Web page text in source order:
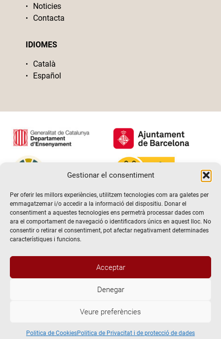
Gestionar el consentiment
Per oferir les millors experiències, utilitzem tecnologies com ara galetes per
emmagatzemar i/o accedir a la informació del dispositiu. Donar el
consentiment a aquestes tecnologies ens permetrà processar dades com
ara el comportament de navegació o identificadors únics en aquest lloc. No
consentir o retirar el consentiment, pot afectar negativament determinades
característiques i funcions.
Acceptar
Denegar
Veure preferències
Politica de CookiesPolitica de Privacitat i de protecció de dades
Noticies
Contacta
IDIOMES
Català
Español
@2026 Escola de teatre El Timbal. Tots els drets reservats
Avís Legal
Politica de Cookies